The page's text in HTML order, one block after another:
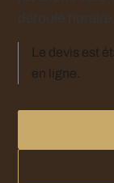
Le devis est
en ligne.